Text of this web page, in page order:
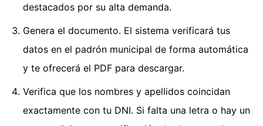
destacados por su alta demanda.
Genera el documento. El sistema verificará tus
datos en el padrón municipal de forma automática
y te ofrecerá el PDF para descargar.
Verifica que los nombres y apellidos coincidan
exactamente con tu DNI. Si falta una letra o hay un